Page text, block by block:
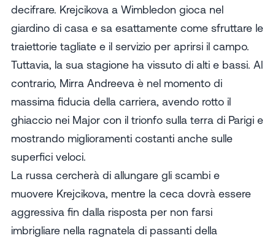
decifrare. Krejcikova a Wimbledon gioca nel
giardino di casa e sa esattamente come sfruttare le
traiettorie tagliate e il servizio per aprirsi il campo.
Tuttavia, la sua stagione ha vissuto di alti e bassi. Al
contrario, Mirra Andreeva è nel momento di
massima fiducia della carriera, avendo rotto il
ghiaccio nei Major con il trionfo sulla terra di Parigi e
mostrando miglioramenti costanti anche sulle
superfici veloci.
La russa cercherà di allungare gli scambi e
muovere Krejcikova, mentre la ceca dovrà essere
aggressiva fin dalla risposta per non farsi
imbrigliare nella ragnatela di passanti della